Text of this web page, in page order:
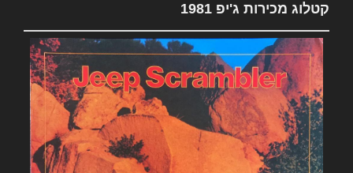
קטלוג מכירות ג'יפ 1981